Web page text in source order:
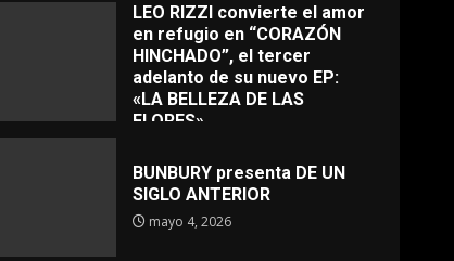
LEO RIZZI convierte el amor
en refugio en “CORAZÓN
HINCHADO”, el tercer
adelanto de su nuevo EP:
«LA BELLEZA DE LAS
FLORES»
BUNBURY presenta DE UN
SIGLO ANTERIOR
mayo 4, 2026